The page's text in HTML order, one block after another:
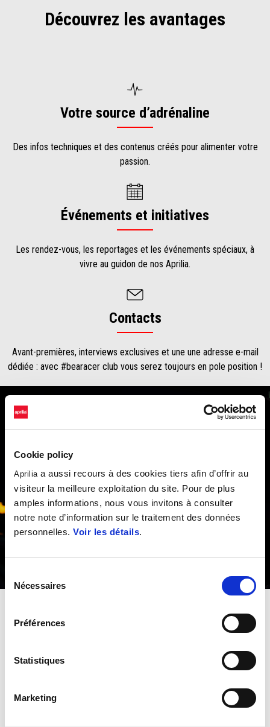
Cookie policy
Aprilia a aussi recours à des cookies tiers afin d’offrir au
visiteur la meilleure exploitation du site. Pour de plus
amples informations, nous vous invitons à consulter
notre note d’information sur le traitement des données
personnelles. Voir les détails.
du Nécessaires
Préférences
Statistiques
Marketing
Découvrez les avantages
Votre source d’adrénaline
Des infos techniques et des contenus créés pour alimenter votre
passion.
Événements et initiatives
Les rendez-vous, les reportages et les événements spéciaux, à
vivre au guidon de nos Aprilia.
Contacts
Avant-premières, interviews exclusives et une une adresse e-mail
dédiée : avec #bearacer club vous serez toujours en pole position !
Vous possédez une moto Aprilia ?
La carte #bearacer club vous ouvre les portes d’avantages
- Réductions périodiques sur des accessoires et pièces